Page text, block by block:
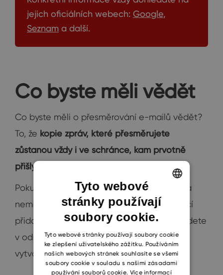
jejich oficiálních webech: Google,
Seznam a další.
Co byste měli vědět
Co byste měli o přesměrování e-mailů vědět?
To, že kopie zpráv, které přesměrujete
zůstanou vždy i ve schránce, kam prvotně
přišly
Pokud byste si přáli danouzprávu smazat
a
nemít ji tak dvakrát (na dvou místech), stačí
přidat akci, která zprávu vymaže. Pak ji najdete
v odstraněné poště a nebude docházet k
vytváření duplicit.
ENGLISH
CZECH
SLOVAK
Tyto webové
stránky používají
soubory cookie.
Tyto webové stránky používají soubory cookie
ke zlepšení uživatelského zážitku. Používáním
našich webových stránek souhlasíte se všemi
soubory cookie v souladu s našimi zásadami
používání souborů cookie. Více informací